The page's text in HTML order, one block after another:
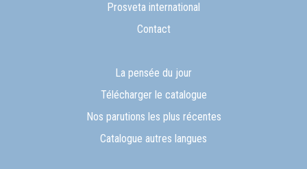
Prosveta international
Contact
La pensée du jour
Télécharger le catalogue
Nos parutions les plus récentes
Catalogue autres langues